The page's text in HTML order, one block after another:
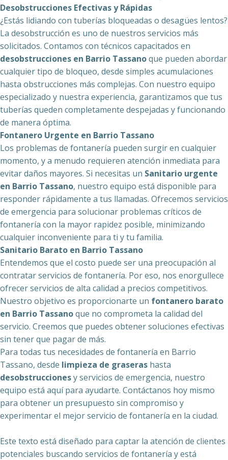
Desobstrucciones Efectivas y Rápidas
¿Estás lidiando con tuberías bloqueadas o desagües lentos?
La desobstrucción es uno de nuestros servicios más
solicitados. Contamos con técnicos capacitados en
desobstrucciones en Barrio Tassanoque pueden abordar
cualquier tipo de bloqueo, desde simples acumulaciones
hasta obstrucciones más complejas. Con nuestro equipo
especializado y nuestra experiencia, garantizamos que tus
tuberías queden completamente despejadas y funcionando
de manera óptima.
Fontanero Urgente en Barrio Tassano
Los problemas de fontanería pueden surgir en cualquier
momento, y a menudo requieren atención inmediata para
evitar daños mayores. Si necesitas un Sanitario urgente
en Barrio Tassano, nuestro equipo está disponible para
responder rápidamente a tus llamadas. Ofrecemos servicios
de emergencia para solucionar problemas críticos de
fontanería con la mayor rapidez posible, minimizando
cualquier inconveniente para ti y tu familia.
Sanitario Barato en Barrio Tassano
Entendemos que el costo puede ser una preocupación al
contratar servicios de fontanería. Por eso, nos enorgullece
ofrecer servicios de alta calidad a precios competitivos.
Nuestro objetivo es proporcionarte un fontanero barato
en Barrio Tassanoque no comprometa la calidad del
servicio. Creemos que puedes obtener soluciones efectivas
sin tener que pagar de más.
Para todas tus necesidades de fontanería en Barrio
Tassano, desde limpieza de graseras hasta
desobstruccionesy servicios de emergencia, nuestro
equipo está aquí para ayudarte. Contáctanos hoy mismo
para obtener un presupuesto sin compromiso y
experimentar el mejor servicio de fontanería en la ciudad.
Este texto está diseñado para captar la atención de clientes
potenciales buscando servicios de fontanería y está